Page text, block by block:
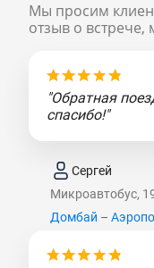
Мы просим
отзыв о
"Обратная
спасибо!"
Сергей
Микроавтобус,
Домбай –